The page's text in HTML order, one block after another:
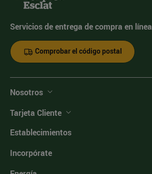
Servicios de entrega de compra en línea
Comprobar el código postal
Nosotros
Tarjeta Cliente
Establecimientos
Incorpórate